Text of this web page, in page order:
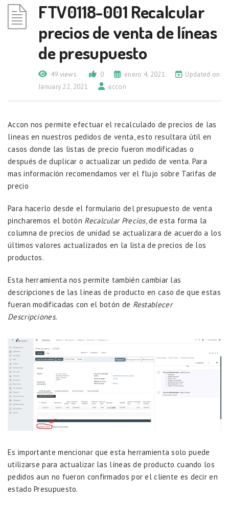
FTV0118-001 Recalcular
precios de venta de líneas
de presupuesto
49 views 0 enero 4, 2021
Updated on
January 22, 2021
accon
Accon nos permite efectuar el recalculado de precios de las
líneas en nuestros pedidos de venta, esto resultara útil en
casos donde las listas de precio fueron modificadas o
después de duplicar o actualizar un pedido de venta. Para
mas información recomendamos ver el flujo sobre Tarifas de
precio
Para hacerlo desde el formulario del presupuesto de venta
pincharemos el botón Recalcular Precios, de esta forma la
columna de precios de unidad se actualizara de acuerdo a los
últimos valores actualizados en la lista de precios de los
productos.
Esta herramienta nos permite también cambiar las
descripciones de las líneas de producto en caso de que estas
fueran modificadas con el botón de Restablecer
Descripciones.
Es importante mencionar que esta herramienta solo puede
utilizarse para actualizar las líneas de producto cuando los
pedidos aun no fueron confirmados por el cliente es decir en
estado Presupuesto.